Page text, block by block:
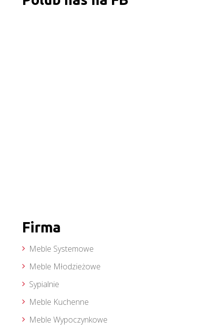
Firma
Meble Systemowe
Meble Młodzieżowe
Sypialnie
Meble Kuchenne
Meble Wypoczynkowe